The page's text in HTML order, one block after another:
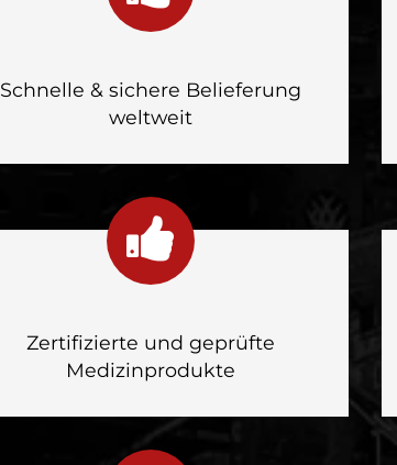
Schnelle & sichere Belieferung
weltweit
Zertifizierte und geprüfte
Medizinprodukte